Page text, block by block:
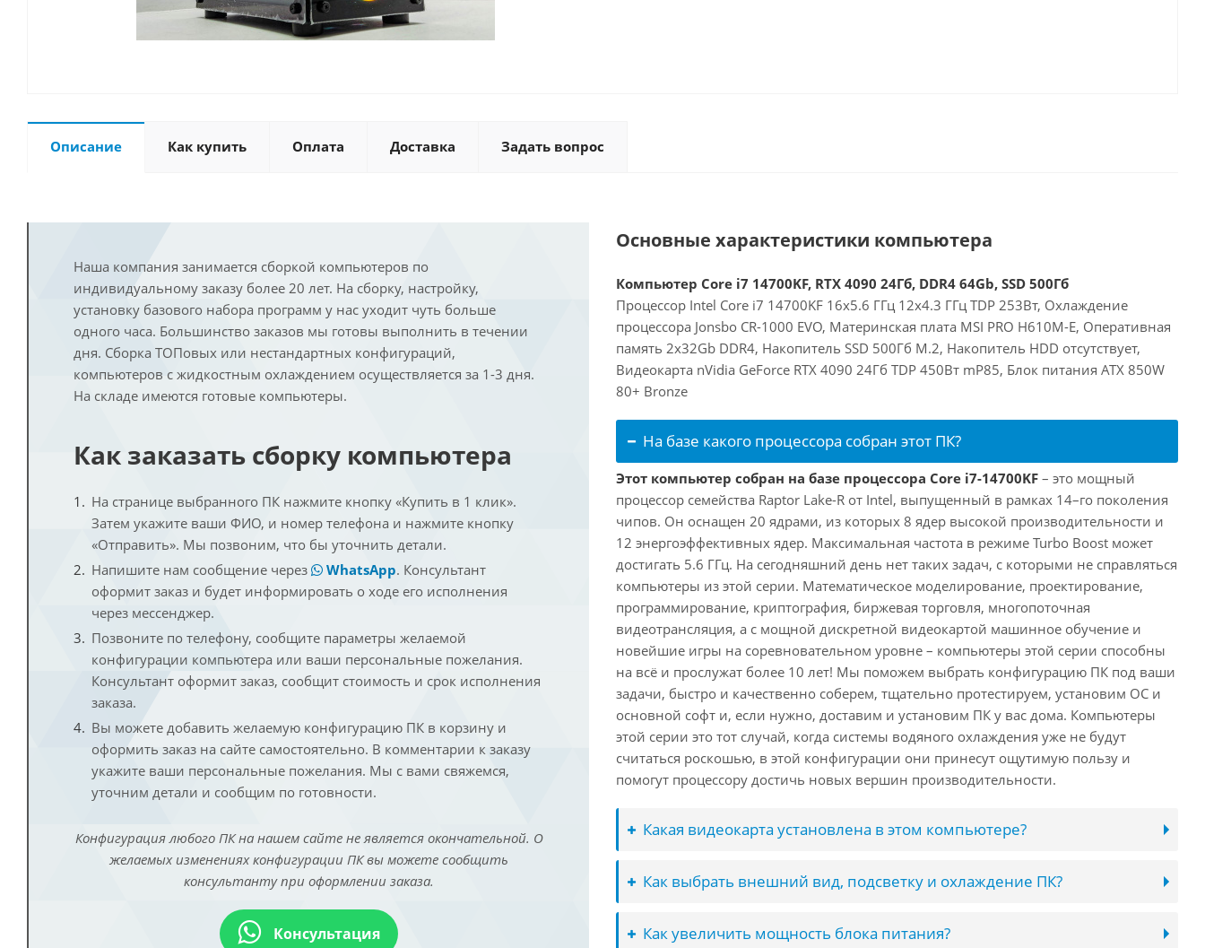
Описание Как купить Оплата Доставка Задать вопрос
Наша компания занимается сборкой компьютеров по
индивидуальному заказу более 20 лет. На сборку, настройку,
установку базового набора программ у нас уходит чуть больше
одного часа. Большинство заказов мы готовы выполнить в течении
дня. Сборка ТОПовых или нестандартных конфигураций,
компьютеров с жидкостным охлаждением осуществляется за 1-3 дня.
На складе имеются готовые компьютеры.
Как заказать сборку компьютера
На странице выбранного ПК нажмите кнопку «Купить в 1 клик».
Затем укажите ваши ФИО, и номер телефона и нажмите кнопку
«Отправить». Мы позвоним, что бы уточнить детали.
Напишите нам сообщение через
WhatsApp. Консультант
оформит заказ и будет информировать о ходе его исполнения
через мессенджер.
Позвоните по телефону, сообщите параметры желаемой
конфигурации компьютера или ваши персональные пожелания.
Консультант оформит заказ, сообщит стоимость и срок исполнения
заказа.
Вы можете добавить желаемую конфигурацию ПК в корзину и
оформить заказ на сайте самостоятельно. В комментарии к заказу
укажите ваши персональные пожелания. Мы с вами свяжемся,
уточним детали и сообщим по готовности.
Конфигурация любого ПК на нашем сайте не является окончательной. О
желаемых изменениях конфигурации ПК вы можете сообщить
консультанту при оформлении заказа.
Консультация
Основные характеристики компьютера
Компьютер Core i7 14700KF, RTX 4090 24Гб, DDR4 64Gb, SSD 500Гб
Процессор Intel Core i7 14700KF 16x5.6 ГГц 12x4.3 ГГц TDP 253Вт, Охлаждение
процессора Jonsbo CR-1000 EVO, Материнская плата MSI PRO H610M-E, Оперативная
память 2x32Gb DDR4, Накопитель SSD 500Гб M.2, Накопитель HDD отсутствует,
Видеокарта nVidia GeForce RTX 4090 24Гб TDP 450Вт mP85, Блок питания ATX 850W
80+ Bronze
На базе какого процессора собран этот ПК?
Этот компьютер собран на базе процессора Core i7-14700KF – это мощный
процессор семейства Raptor Lake-R от Intel, выпущенный в рамках 14–го поколения
чипов. Он оснащен 20 ядрами, из которых 8 ядер высокой производительности и
12 энергоэффективных ядер. Максимальная частота в режиме Turbo Boost может
достигать 5.6 ГГц. На сегодняшний день нет таких задач, с которыми не справляться
компьютеры из этой серии. Математическое моделирование, проектирование,
программирование, криптография, биржевая торговля, многопоточная
видеотрансляция, а с мощной дискретной видеокартой машинное обучение и
новейшие игры на соревновательном уровне – компьютеры этой серии способны
на всё и прослужат более 10 лет! Мы поможем выбрать конфигурацию ПК под ваши
задачи, быстро и качественно соберем, тщательно протестируем, установим ОС и
основной софт и, если нужно, доставим и установим ПК у вас дома. Компьютеры
этой серии это тот случай, когда системы водяного охлаждения уже не будут
считаться роскошью, в этой конфигурации они принесут ощутимую пользу и
помогут процессору достичь новых вершин производительности.
Какая видеокарта установлена в этом компьютере?
Как выбрать внешний вид, подсветку и охлаждение ПК?
Как увеличить мощность блока питания?